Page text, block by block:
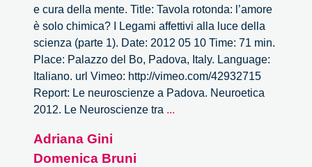
e cura della mente. Title: Tavola rotonda: l’amore
è solo chimica? I Legami affettivi alla luce della
scienza (parte 1). Date: 2012 05 10 Time: 71 min.
Place: Palazzo del Bo, Padova, Italy. Language:
Italiano. url Vimeo: http://vimeo.com/42932715
Report: Le neuroscienze a Padova. Neuroetica
2012. Le Neuroscienze tra ...
Adriana Gini
Domenica Bruni